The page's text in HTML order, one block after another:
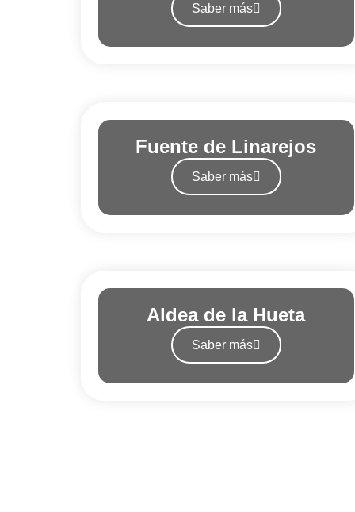
Saber más
Fuente de Linarejos
Saber más
Aldea de la Hueta
Saber más